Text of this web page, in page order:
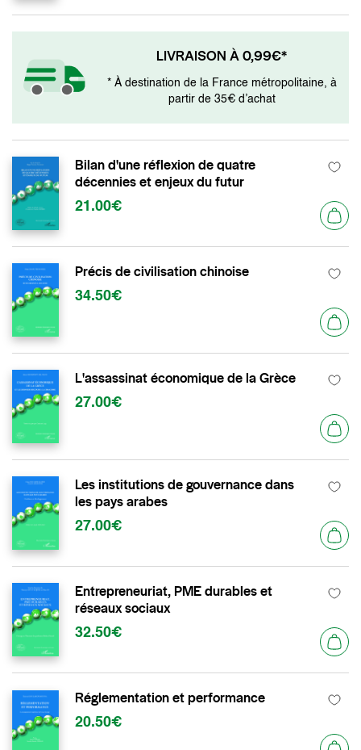
LIVRAISON À 0,99€*
* À destination de la France métropolitaine, à
partir de 35€ d’achat
Bilan d'une réflexion de quatre
décennies et enjeux du futur
21.00€
Précis de civilisation chinoise
34.50€
L'assassinat économique de la Grèce
27.00€
Les institutions de gouvernance dans
les pays arabes
27.00€
Entrepreneuriat, PME durables et
réseaux sociaux
32.50€
Réglementation et performance
20.50€